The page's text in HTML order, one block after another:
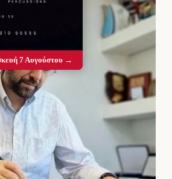
7 Αυγούστου →